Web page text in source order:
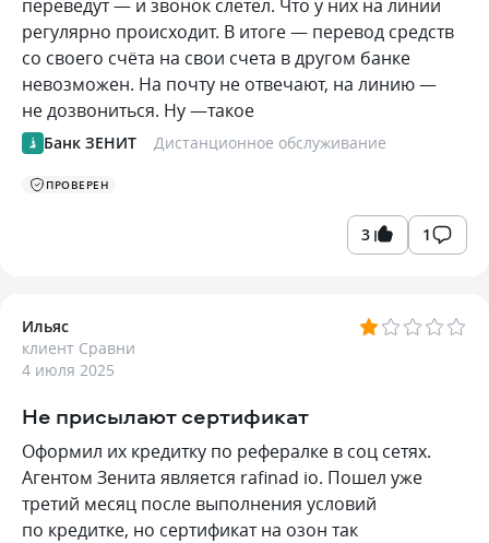
переведут — и звонок слетел. Что у них на линии
регулярно происходит. В итоге — перевод средств
со своего счёта на свои счета в другом банке
невозможен. На почту не отвечают, на линию —
не дозвониться. Ну —такое
Банк ЗЕНИТ Дистанционное обслуживание
ПРОВЕРЕН
3 1
Ильяс
клиент Сравни
4 июля 2025
Не присылают сертификат
Оформил их кредитку по рефералке в соц сетях.
Агентом Зенита является rafinad io. Пошел уже
третий месяц после выполнения условий
по кредитке, но сертификат на озон так